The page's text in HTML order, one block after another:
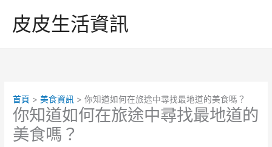
皮皮生活資訊
首頁 美食資訊 你知道如何在旅途中尋找最地道的美食嗎？
你知道如何在旅途中尋找最地道的
美食嗎？